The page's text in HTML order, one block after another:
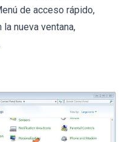
de acceso rápido,
nueva ventana,